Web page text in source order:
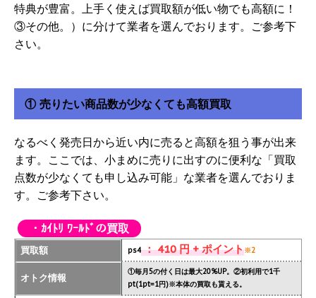
特典が豊富。上手く使えば買取額が低い物でも高額に！
③その他。）に分けて業者を選んでおります。ご参考下
さい。
① 売りたい商品数が少なくても高額買取
なるべく発売日から近い内に売ると高額を狙う事が出来
ます。ここでは、小まめに売りに出すのに便利な「買取
点数が少なくても申し込み可能」な業者を選んでおりま
す。ご参考下さい。
・ｶｲﾄﾘ ﾜｰﾙﾄﾞの買取
買取額 ps4： 410 円 + ポイント※2
オトク情報
①毎月5の付く日は最大20%UP。②初利用で1千
pt(1pt=1円)※本体の買取も貰える。